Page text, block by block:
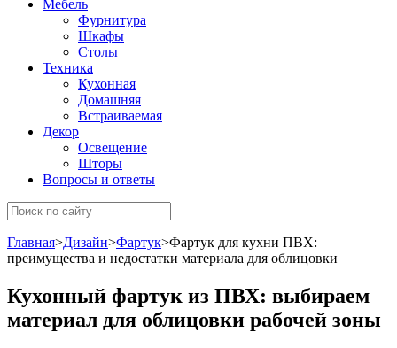
Мебель
Фурнитура
Шкафы
Столы
Техника
Кухонная
Домашняя
Встраиваемая
Декор
Освещение
Шторы
Вопросы и ответы
Главная>Дизайн>Фартук>Фартук для кухни ПВХ:
преимущества и недостатки материала для облицовки
Кухонный фартук из ПВХ: выбираем
материал для облицовки рабочей зоны